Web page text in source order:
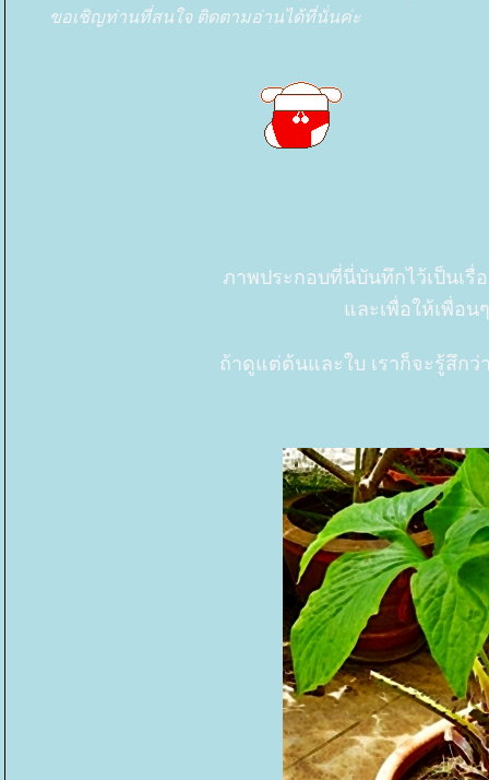
ขอเชิญท่านที่สนใจ ติดตามอ่านได้ที่นั่นค่ะ
ภาพประกอบที่นี่บันทึกไว้เป็นเรื่
ละเพื่อให้เพื่อน
ถ้าดูแต่ต้นและใบ เราก็จะรู้สึก